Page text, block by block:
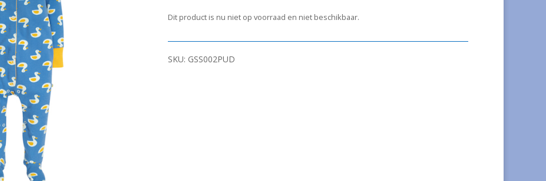
Dit product is nu niet op voorraad en niet beschikbaar.
SKU: GSS002PUD